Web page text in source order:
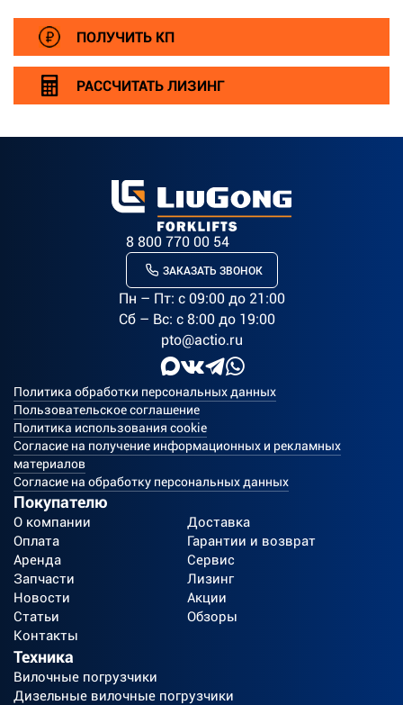
ПОЛУЧИТЬ КП
РАССЧИТАТЬ ЛИЗИНГ
8 800 770 00 54
ЗАКАЗАТЬ ЗВОНОК
Пн – Пт: c 09:00 до 21:00
Сб – Вс: с 8:00 до 19:00
pto@actio.ru
Политика обработки персональных данных
Пользовательское соглашение
Политика использования cookie
Согласие на получение информационных и рекламных
материалов
Согласие на обработку персональных данных
Покупателю
О компании
Доставка
Оплата
Гарантии и возврат
Аренда
Сервис
Запчасти
Лизинг
Новости
Акции
Статьи
Обзоры
Контакты
Техника
Вилочные погрузчики
Дизельные вилочные погрузчики